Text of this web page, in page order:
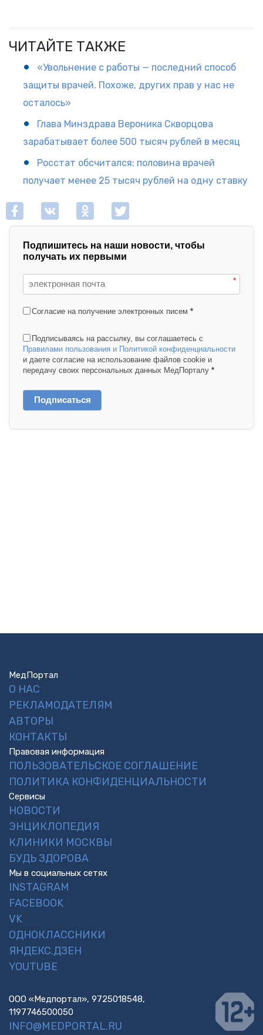
ЧИТАЙТЕ ТАКЖЕ
«Увольнение с работы — последний способ
защиты врачей. Похоже, других прав у нас не
осталось»
Глава Минздрава Вероника Скворцова
зарабатывает более 500 тысяч рублей в месяц
Росстат обсчитался: половина врачей
получает менее 25 тысяч рублей на одну ставку
Подпишитесь на наши новости, чтобы
получать их первыми
*
Согласие на получение электронных писем *
Подписываясь на рассылку, вы соглашаетесь с
Правилами пользования и Политикой конфиденциальности
и даете согласие на использование файлов cookie и
передачу своих персональных данных МедПорталу *
Подписаться
МедПортал
О НАС
РЕКЛАМОДАТЕЛЯМ
АВТОРЫ
КОНТАКТЫ
Правовая информация
ПОЛЬЗОВАТЕЛЬСКОЕ СОГЛАШЕНИЕ
ПОЛИТИКА КОНФИДЕНЦИАЛЬНОСТИ
Сервисы
НОВОСТИ
ЭНЦИКЛОПЕДИЯ
КЛИНИКИ МОСКВЫ
БУДЬ ЗДОРОВА
Мы в социальных сетях
INSTAGRAM
FACEBOOK
VK
ОДНОКЛАССНИКИ
ЯНДЕКС.ДЗЕН
YOUTUBE
ООО «Медпортал», 9725018548,
1197746500050
INFO@MEDPORTAL.RU